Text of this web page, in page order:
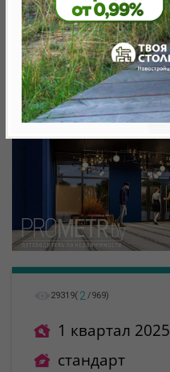
29319( 2 /969)
1 квартал 2025
стандарт